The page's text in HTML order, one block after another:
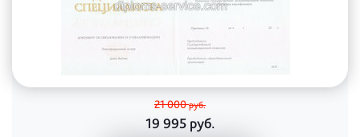
21 000руб.
19 995 руб.